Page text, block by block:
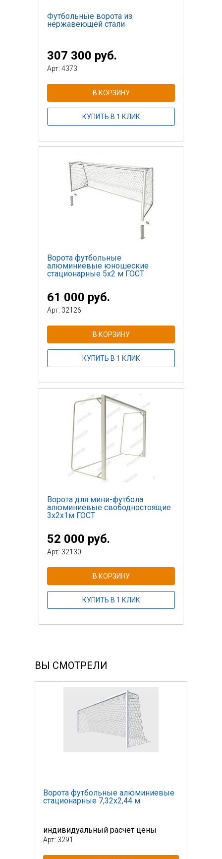
Футбольные ворота из
нержавеющей стали
307 300 руб.
Арт: 4373
В КОРЗИНУ
КУПИТЬ В 1 КЛИК
Ворота футбольные
алюминиевые юношеские
стационарные 5х2 м ГОСТ
61 000 руб.
Арт: 32126
В КОРЗИНУ
КУПИТЬ В 1 КЛИК
Ворота для мини-футбола
алюминиевые свободностоящие
3х2х1м ГОСТ
52 000 руб.
Арт: 32130
В КОРЗИНУ
КУПИТЬ В 1 КЛИК
ВЫ СМОТРЕЛИ
Ворота футбольные алюминиевые
стационарные 7,32х2,44 м
индивидуальный расчет цены
Арт: 3291